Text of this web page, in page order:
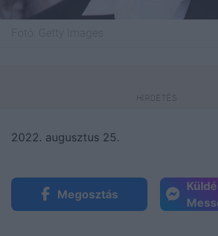
2022. augusztus 25.
Megosztás